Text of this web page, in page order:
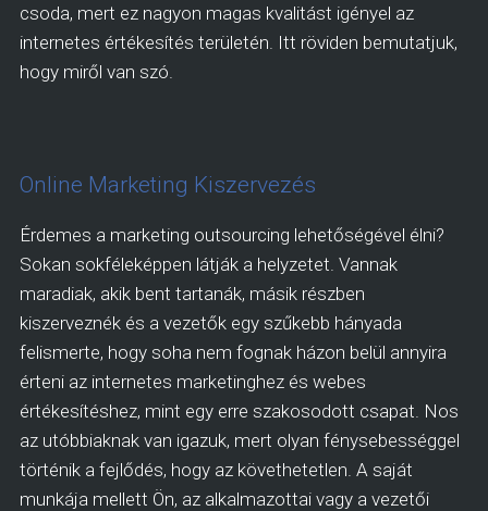
csoda, mert ez nagyon magas kvalitást igényel az
internetes értékesítés területén. Itt röviden bemutatjuk,
hogy miről van szó.
Online Marketing Kiszervezés
Érdemes a marketing outsourcing lehetőségével élni?
Sokan sokféleképpen látják a helyzetet. Vannak
maradiak, akik bent tartanák, másik részben
kiszerveznék és a vezetők egy szűkebb hányada
felismerte, hogy soha nem fognak házon belül annyira
érteni az internetes marketinghez és webes
értékesítéshez, mint egy erre szakosodott csapat. Nos
az utóbbiaknak van igazuk, mert olyan fénysebességgel
történik a fejlődés, hogy az követhetetlen. A saját
munkája mellett Ön, az alkalmazottai vagy a vezetői